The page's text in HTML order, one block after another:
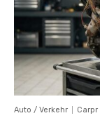
Auto / Verkehr Carpr